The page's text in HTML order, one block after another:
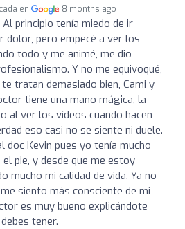
en 8 months ago
Al principio tenía miedo de ir
dolor, pero empecé a ver los
todo y me animé, me dio
Y no me equivoqué,
tratan demasiado bien, Cami y
tiene una mano mágica, la
al ver los vídeos cuando hacen
eso casi no se siente ni duele.
doc Kevin pues yo tenía mucho
pie, y desde que me estoy
mucho mi calidad de vida. Ya no
siento más consciente de mi
es muy bueno explicándote
tener.